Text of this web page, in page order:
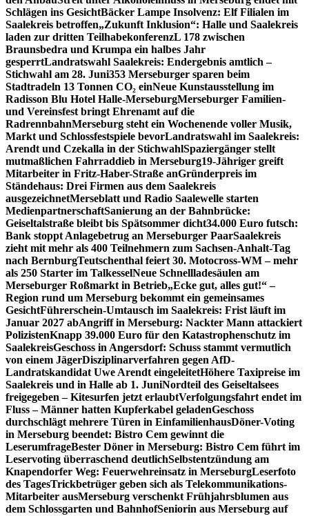
Schlägen ins GesichtBäcker Lampe Insolvenz: Elf Filialen im
Saalekreis betroffen„Zukunft Inklusion“: Halle und Saalekreis
laden zur dritten TeilhabekonferenzL 178 zwischen
Braunsbedra und Krumpa ein halbes Jahr
gesperrtLandratswahl Saalekreis: Endergebnis amtlich –
Stichwahl am 28. Juni353 Merseburger sparen beim
Stadtradeln 13 Tonnen CO₂ einNeue Kunstausstellung im
Radisson Blu Hotel Halle-MerseburgMerseburger Familien-
und Vereinsfest bringt Ehrenamt auf die
RadrennbahnMerseburg steht ein Wochenende voller Musik,
Markt und Schlossfestspiele bevorLandratswahl im Saalekreis:
Arendt und Czekalla in der StichwahlSpaziergänger stellt
mutmaßlichen Fahrraddieb in Merseburg19-Jähriger greift
Mitarbeiter in Fritz-Haber-Straße anGründerpreis im
Ständehaus: Drei Firmen aus dem Saalekreis
ausgezeichnetMerseblatt und Radio Saalewelle starten
MedienpartnerschaftSanierung an der Bahnbrücke:
Geiseltalstraße bleibt bis Spätsommer dicht34.000 Euro futsch:
Bank stoppt Anlagebetrug an Merseburger PaarSaalekreis
zieht mit mehr als 400 Teilnehmern zum Sachsen-Anhalt-Tag
nach BernburgTeutschenthal feiert 30. Motocross-WM – mehr
als 250 Starter im TalkesselNeue Schnellladesäulen am
Merseburger Roßmarkt in Betrieb„Ecke gut, alles gut!“ –
Region rund um Merseburg bekommt ein gemeinsames
GesichtFührerschein-Umtausch im Saalekreis: Frist läuft im
Januar 2027 abAngriff in Merseburg: Nackter Mann attackiert
PolizistenKnapp 39.000 Euro für den Katastrophenschutz im
SaalekreisGeschoss in Angersdorf: Schuss stammt vermutlich
von einem JägerDisziplinarverfahren gegen AfD-
Landratskandidat Uwe Arendt eingeleitetHöhere Taxipreise im
Saalekreis und in Halle ab 1. JuniNordteil des Geiseltalsees
freigegeben – Kitesurfen jetzt erlaubtVerfolgungsfahrt endet im
Fluss – Männer hatten Kupferkabel geladenGeschoss
durchschlägt mehrere Türen in EinfamilienhausDöner-Voting
in Merseburg beendet: Bistro Cem gewinnt die
LeserumfrageBester Döner in Merseburg: Bistro Cem führt im
Leservoting überraschend deutlichSelbstentzündung am
Knapendorfer Weg: Feuerwehreinsatz in MerseburgLeserfoto
des TagesTrickbetrüger geben sich als Telekommunikations-
Mitarbeiter ausMerseburg verschenkt Frühjahrsblumen aus
dem Schlossgarten und BahnhofSeniorin aus Merseburg auf